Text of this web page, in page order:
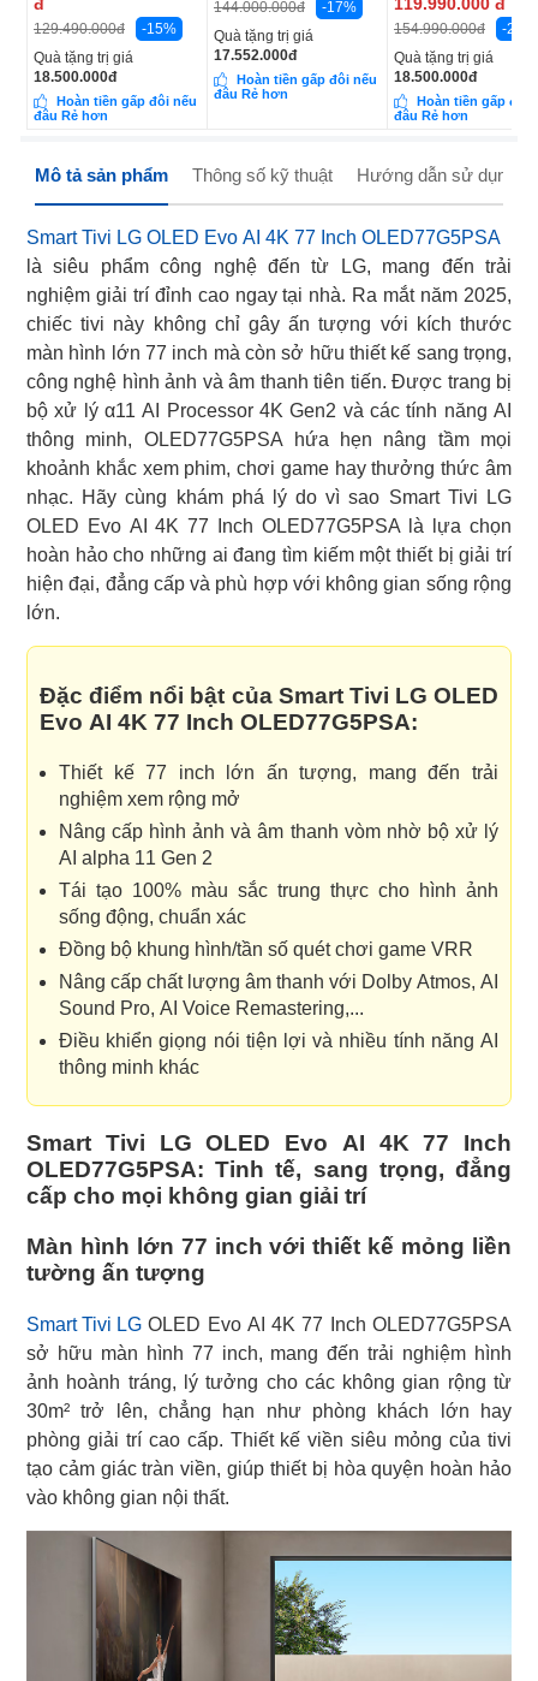
đ
129.490.000đ
-15%
Quà tặng trị giá
18.500.000đ
Hoàn tiền gấp đôi nếu
đâu Rẻ hơn
144.000.000đ
-17%
Quà tặng trị giá
17.552.000đ
Hoàn tiền gấp đôi nếu
đâu Rẻ hơn
119.990.000 đ
154.990.000đ
-23%
Quà tặng trị giá
18.500.000đ
Hoàn tiền gấp đôi
đâu Rẻ hơn
Mô tả sản phẩm Thông số kỹ thuật Hướng dẫn sử dụng
Smart Tivi LG OLED Evo AI 4K 77 Inch OLED77G5PSA
là siêu phẩm công nghệ đến từ LG, mang đến trải
nghiệm giải trí đỉnh cao ngay tại nhà. Ra mắt năm 2025,
chiếc tivi này không chỉ gây ấn tượng với kích thước
màn hình lớn 77 inch mà còn sở hữu thiết kế sang trọng,
công nghệ hình ảnh và âm thanh tiên tiến. Được trang bị
bộ xử lý α11 AI Processor 4K Gen2 và các tính năng AI
thông minh, OLED77G5PSA hứa hẹn nâng tầm mọi
khoảnh khắc xem phim, chơi game hay thưởng thức âm
nhạc. Hãy cùng khám phá lý do vì sao Smart Tivi LG
OLED Evo AI 4K 77 Inch OLED77G5PSA là lựa chọn
hoàn hảo cho những ai đang tìm kiếm một thiết bị giải trí
hiện đại, đẳng cấp và phù hợp với không gian sống rộng
lớn.
Đặc điểm nổi bật của Smart Tivi LG OLED
Evo AI 4K 77 Inch OLED77G5PSA:
Thiết kế 77 inch lớn ấn tượng, mang đến trải
nghiệm xem rộng mở
Nâng cấp hình ảnh và âm thanh vòm nhờ bộ xử lý
AI alpha 11 Gen 2
Tái tạo 100% màu sắc trung thực cho hình ảnh
sống động, chuẩn xác
Đồng bộ khung hình/tần số quét chơi game VRR
Nâng cấp chất lượng âm thanh với Dolby Atmos, AI
Sound Pro, AI Voice Remastering,...
Điều khiển giọng nói tiện lợi và nhiều tính năng AI
thông minh khác
Smart Tivi LG OLED Evo AI 4K 77 Inch
OLED77G5PSA: Tinh tế, sang trọng, đẳng
cấp cho mọi không gian giải trí
Màn hình lớn 77 inch với thiết kế mỏng liền
tường ấn tượng
Smart Tivi LG OLED Evo AI 4K 77 Inch OLED77G5PSA
sở hữu màn hình 77 inch, mang đến trải nghiệm hình
ảnh hoành tráng, lý tưởng cho các không gian rộng từ
30m² trở lên, chẳng hạn như phòng khách lớn hay
phòng giải trí cao cấp. Thiết kế viền siêu mỏng của tivi
tạo cảm giác tràn viền, giúp thiết bị hòa quyện hoàn hảo
vào không gian nội thất.